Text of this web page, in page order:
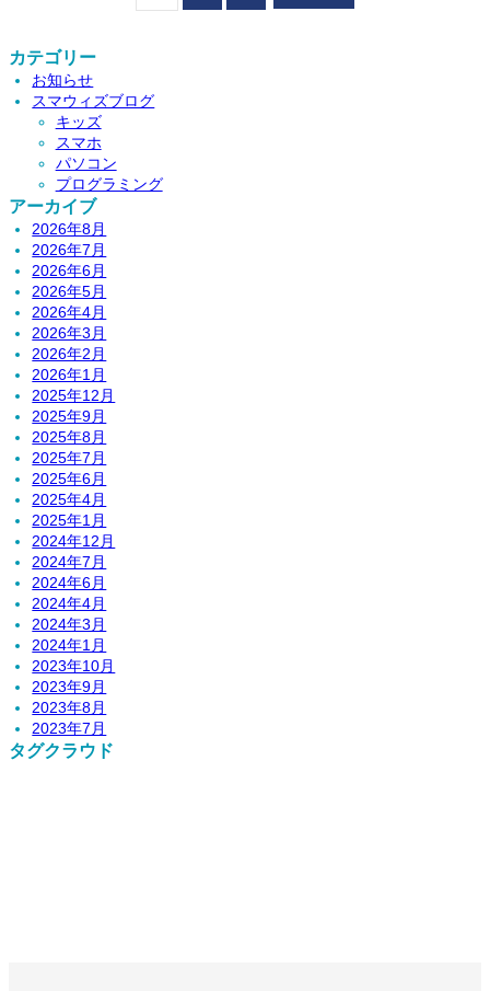
カテゴリー
お知らせ
スマウィズブログ
キッズ
スマホ
パソコン
プログラミング
アーカイブ
2026年8月
2026年7月
2026年6月
2026年5月
2026年4月
2026年3月
2026年2月
2026年1月
2025年12月
2025年9月
2025年8月
2025年7月
2025年6月
2025年4月
2025年1月
2024年12月
2024年7月
2024年6月
2024年4月
2024年3月
2024年1月
2023年10月
2023年9月
2023年8月
2023年7月
タグクラウド